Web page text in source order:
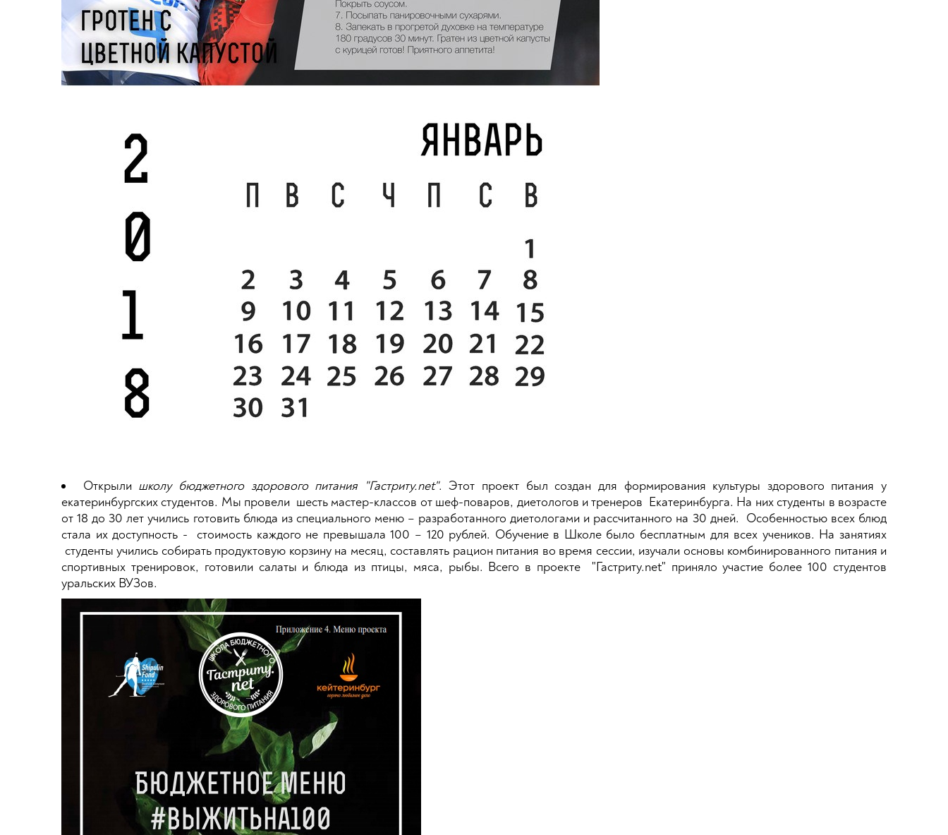
Открыли школу бюджетного здорового питания "Гастриту.net". Этот проект был создан для формирования культуры здорового питания у
екатеринбургских студентов. Мы провели шесть мастер-классов от шеф-поваров, диетологов и тренеров Екатеринбурга. На них студенты в возрасте
от 18 до 30 лет учились готовить блюда из специального меню – разработанного диетологами и рассчитанного на 30 дней. Особенностью всех блюд
стала их доступность - стоимость каждого не превышала 100 – 120 рублей. Обучение в Школе было бесплатным для всех учеников. На занятиях
студенты учились собирать продуктовую корзину на месяц, составлять рацион питания во время сессии, изучали основы комбинированного питания и
спортивных тренировок, готовили салаты и блюда из птицы, мяса, рыбы. Всего в проекте "Гастриту.net" приняло участие более 100 студентов
уральских ВУЗов.